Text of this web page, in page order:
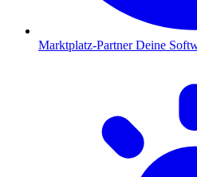
Marktplatz-Partner Deine